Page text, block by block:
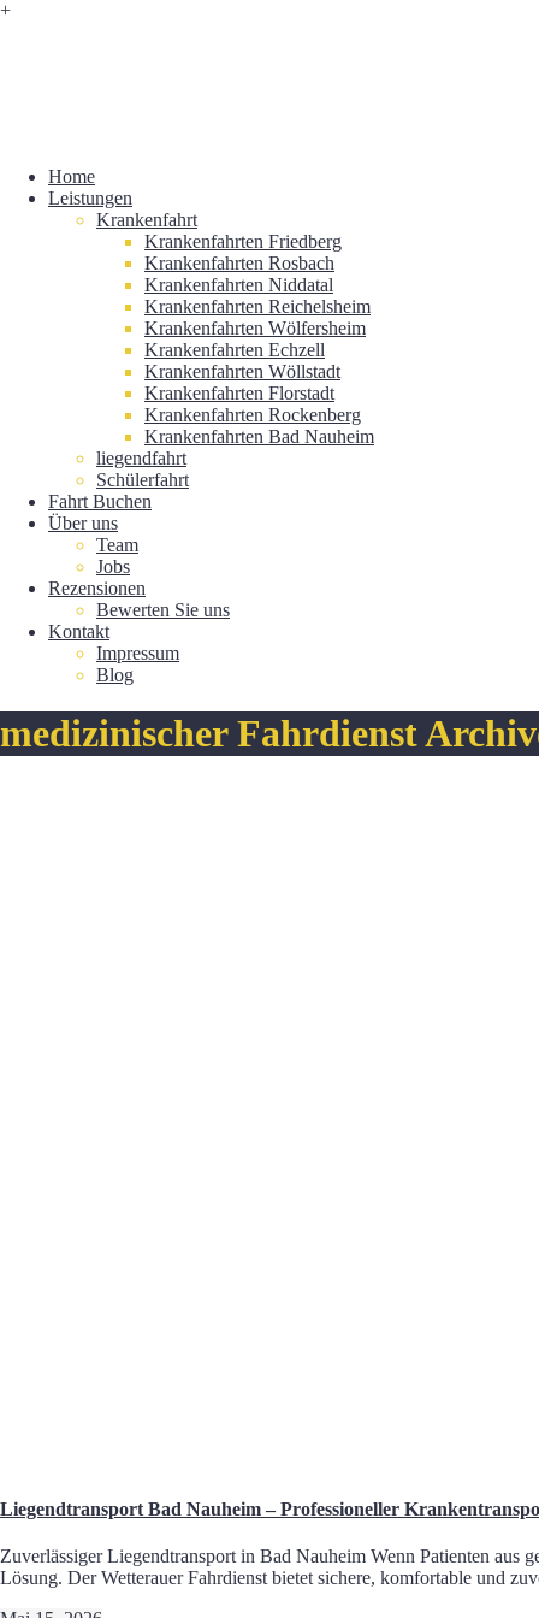
+
Home
Leistungen
Krankenfahrt
Krankenfahrten Friedberg
Krankenfahrten Rosbach
Krankenfahrten Niddatal
Krankenfahrten Reichelsheim
Krankenfahrten Wölfersheim
Krankenfahrten Echzell
Krankenfahrten Wöllstadt
Krankenfahrten Florstadt
Krankenfahrten Rockenberg
Krankenfahrten Bad Nauheim
liegendfahrt
Schülerfahrt
Fahrt Buchen
Über uns
Team
Jobs
Rezensionen
Bewerten Sie uns
Kontakt
Impressum
Blog
medizinischer Fahrdienst
Liegendtransport Bad Nauheim – Professioneller
Zuverlässiger Liegendtransport in Bad Nauheim Wenn Patienten aus
Lösung. Der Wetterauer Fahrdienst bietet sichere, komfortable und